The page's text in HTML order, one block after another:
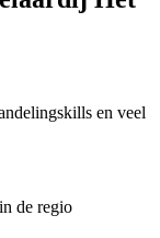
en veel
de regio